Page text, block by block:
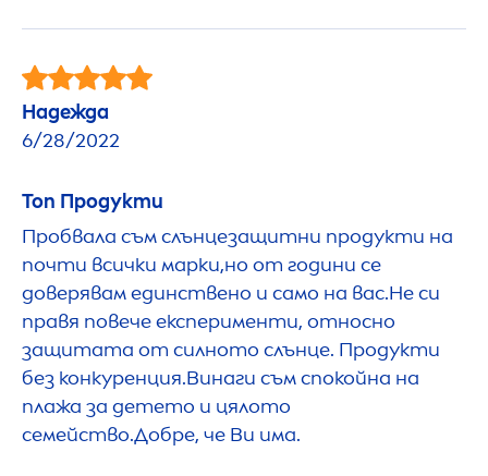
Надежда
6/28/2022
Топ Продукти
Пробвала съм слънцезащитни продукти на
почти всички марки,но от години се
доверявам единствено и само на вас.Не си
правя повече експерименти, относно
защитата от силното слънце. Продукти
без конкуренция.Винаги съм спокойна на
плажа за детето и цялото
семейство.Добре, че Ви има.